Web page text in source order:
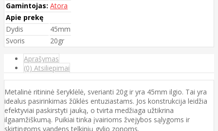
Gamintojas: Atora
Apie prekę
Dydis
45mm
Svoris
20gr
Aprašymas
(0) Atsiliepimai
Metalinė ritininė šeryklėlė, sverianti 20g ir yra 45mm ilgio. Tai yra
idealus pasirinkimas žūklės entuziastams. Jos konstrukcija leidžia
efektyviai paskirstyti jauką, o tvirta medžiaga užtikrina
ilgaamžiškumą. Puikiai tinka įvairioms žvejybos sąlygoms ir
skirtingoms vandens telkinių gylio zonoms.